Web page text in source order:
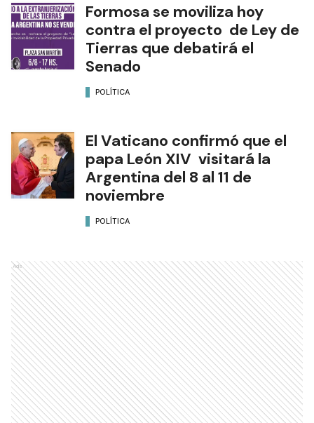
Formosa se moviliza hoy
contra el proyecto de Ley de
Tierras que debatirá el
Senado
POLÍTICA
El Vaticano confirmó que el
papa León XIV visitará la
Argentina del 8 al 11 de
noviembre
POLÍTICA
Ads